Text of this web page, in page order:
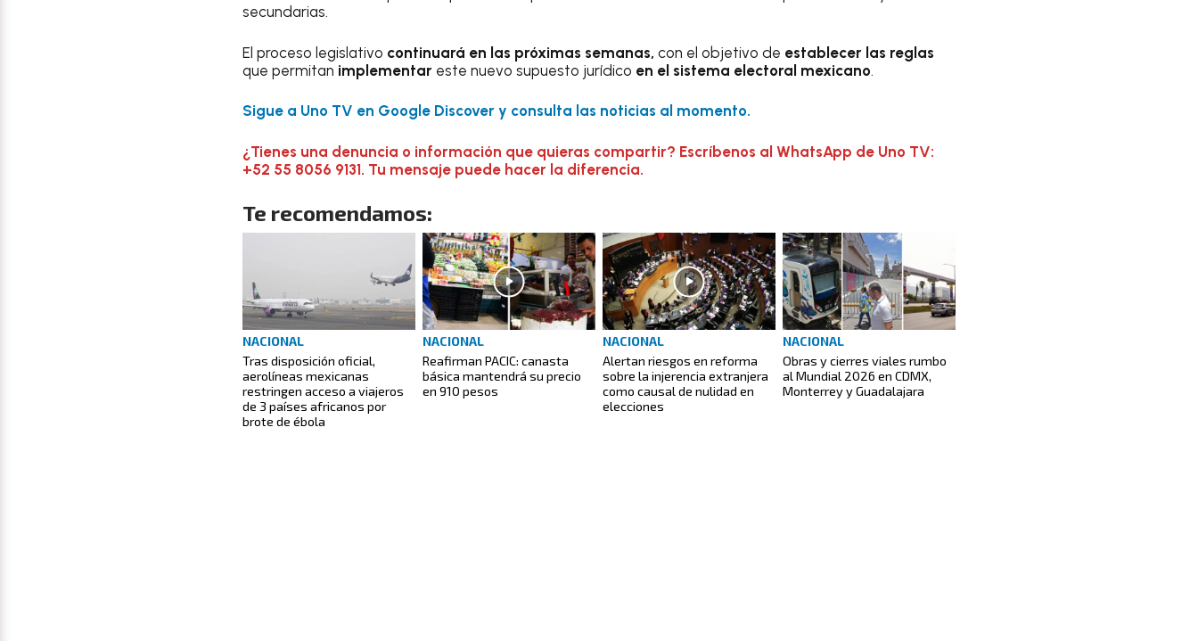
secundarias.
El proceso legislativo continuará en las próximas semanas, con el objetivo de establecer las reglas
que permitan implementar este nuevo supuesto jurídico en el sistema electoral mexicano.
Sigue a Uno TV en Google Discover y consulta las noticias al momento.
¿Tienes una denuncia o información que quieras compartir? Escríbenos al WhatsApp de Uno TV:
+52 55 8056 9131. Tu mensaje puede hacer la diferencia.
Te recomendamos:
NACIONAL
Tras disposición oficial,
aerolíneas mexicanas
restringen acceso a viajeros
de 3 países africanos por
brote de ébola
NACIONAL
Reafirman PACIC: canasta
básica mantendrá su precio
en 910 pesos
NACIONAL
Alertan riesgos en reforma
sobre la injerencia extranjera
como causal de nulidad en
elecciones
NACIONAL
Obras y cierres viales rumbo
al Mundial 2026 en CDMX,
Monterrey y Guadalajara